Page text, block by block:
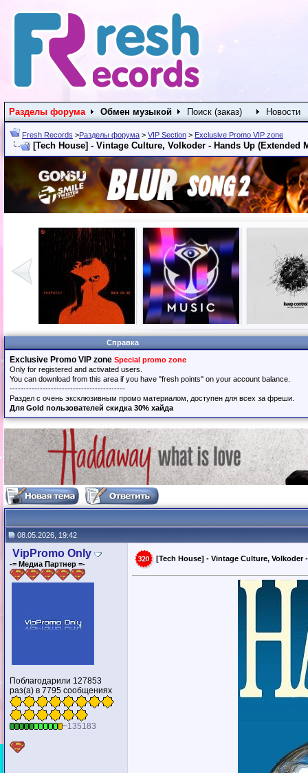
Разделы форума Обмен музыкой Поиск (заказ) Новости
Fresh Records >Разделы форума > VIP Section > Exclusive Promo VIP zone
[Tech House] - Vintage Culture, Volkoder - Hands Up (Extended
Справка
Exclusive Promo VIP zone Special promo zone
Only for registered and activated users.
You can download from this area if you have "fresh points" on your account balance.
------------------------------------------
Раздел с очень эксклюзивным промо материалом, доступен для всех за фреши.
Для Gold пользователей скидка 30% хайда
08.05.2026, 19:42
VipPromo Only
-= Медиа Партнер =-
Поблагодарили 127853
раз(а) в 7795 сообщениях
~135183
[Tech House] - Vintage Culture, Volkoder